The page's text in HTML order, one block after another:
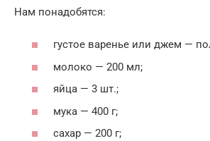
Нам понадобятся:
густое варенье или джем —
молоко — 200 мл;
яйца — 3 шт.;
мука — 400 г;
сахар — 200 г;